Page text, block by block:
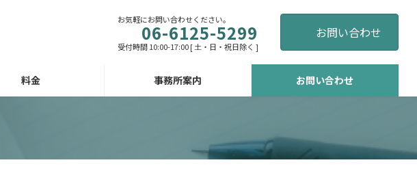
お気軽にお問い合わせください。
06-6125-5299
受付時間 10:00-17:00 [ 土・日・祝日除く ]
お問い合わせ
料金 事務所案内 お問い合わせ